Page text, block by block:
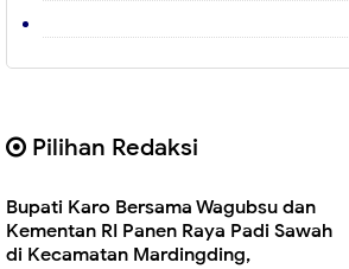
Pilihan Redaksi
Bupati Karo Bersama Wagubsu dan
Kementan RI Panen Raya Padi Sawah
di Kecamatan Mardingding,